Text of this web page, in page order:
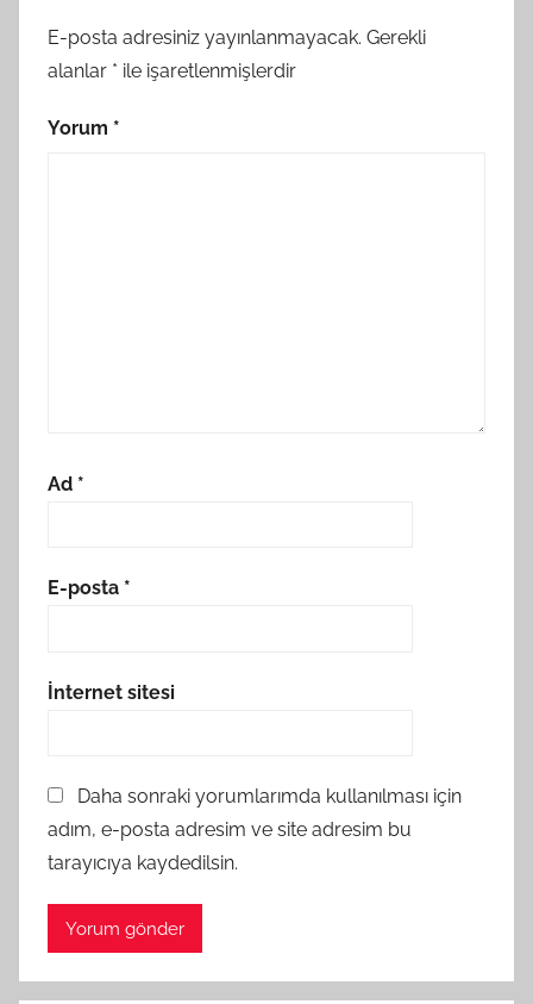
E-posta adresiniz yayınlanmayacak. Gerekli
alanlar * ile işaretlenmişlerdir
Yorum *
Ad *
E-posta *
İnternet sitesi
Daha sonraki yorumlarımda kullanılması için
adım, e-posta adresim ve site adresim bu
tarayıcıya kaydedilsin.